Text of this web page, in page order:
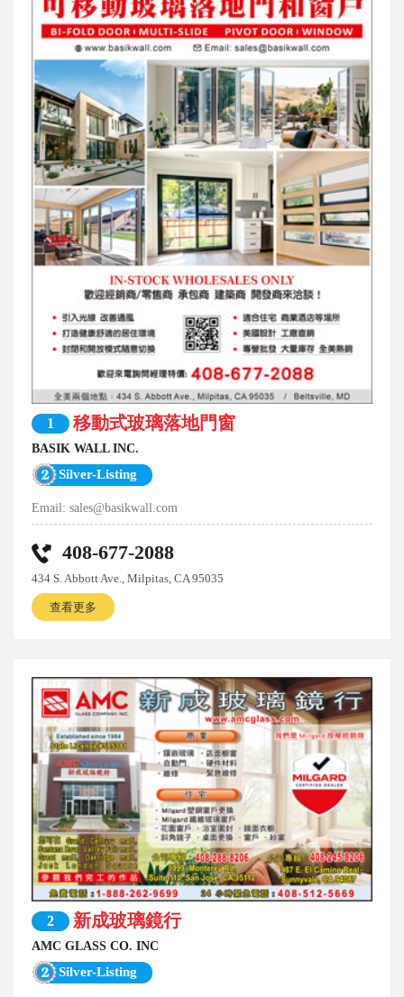
1 移動式玻璃落地門窗
BASIK WALL INC.
Silver-Listing
Email:sales@basikwall.com
408-677-2088
434 S. Abbott Ave., Milpitas, CA 95035
查看更多
2 新成玻璃鏡行
AMC GLASS CO. INC
Silver-Listing